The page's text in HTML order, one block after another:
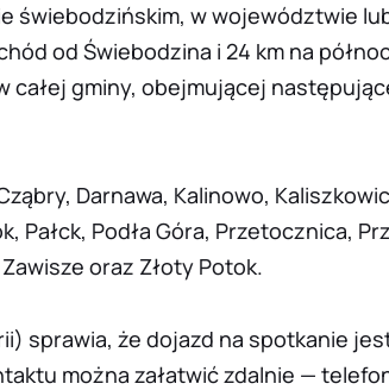
świebodzińskim, w województwie
od Świebodzina i 24 km na
całej gminy, obejmującej
Darnawa, Kalinowo,
Pałck, Podła Góra, Przetocznica,
oraz Złoty Potok.
sprawia, że dojazd na spotkanie
można załatwić zdalnie —